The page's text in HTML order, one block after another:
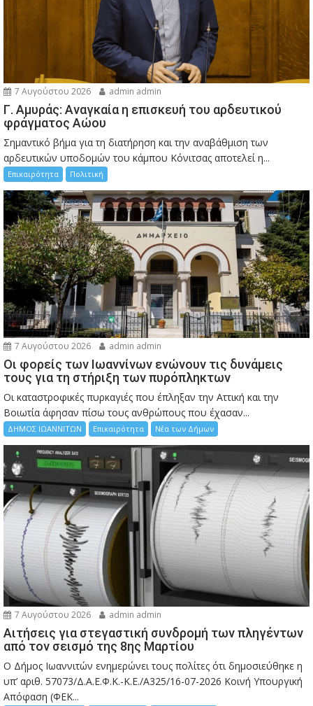
7 Αυγούστου 2026 admin admin
Γ. Αμυράς: Αναγκαία η επισκευή του αρδευτικού
φράγματος Αώου
Σημαντικό βήμα για τη διατήρηση και την αναβάθμιση των
αρδευτικών υποδομών του κάμπου Κόνιτσας αποτελεί η...
Επικαιρότητα Πολιτική
7 Αυγούστου 2026 admin admin
Οι φορείς των Ιωαννίνων ενώνουν τις δυνάμεις
τους για τη στήριξη των πυρόπληκτων
Οι καταστροφικές πυρκαγιές που έπληξαν την Αττική και την
Bοιωτία άφησαν πίσω τους ανθρώπους που έχασαν...
ΔΗΜΟΣ ΙΩΑΝΝΙΤΩΝ Επικαιρότητα Νέα των Δήμων
7 Αυγούστου 2026 admin admin
Αιτήσεις για στεγαστική συνδρομή των πληγέντων
από τον σεισμό της 8ης Μαρτίου
Ο Δήμος Ιωαννιτών ενημερώνει τους πολίτες ότι δημοσιεύθηκε η
υπ’ αριθ. 57073/Δ.Α.Ε.Φ.Κ.-Κ.Ε./Α325/16-07-2026 Κοινή Υπουργική
Απόφαση (ΦΕΚ...